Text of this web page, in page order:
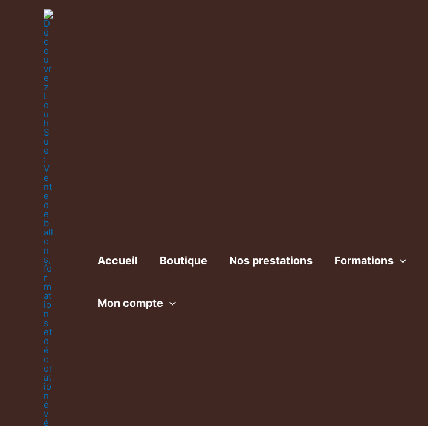
Accueil Boutique Nos prestations Formations
Mon compte